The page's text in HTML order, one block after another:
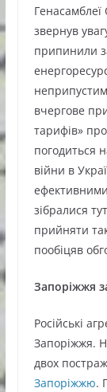
звернув
припинили
вчергове
тарифів»
погодиться
війни в
зібралися
прийняти
пообіцяв
Запоріжжя
Російські
Запоріжжя.
двох
Запоріжжю.